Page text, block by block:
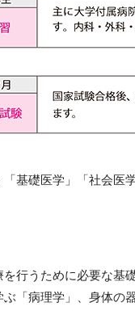
基礎医学」「社会医
行うために必要な基
「病理学」、身体の